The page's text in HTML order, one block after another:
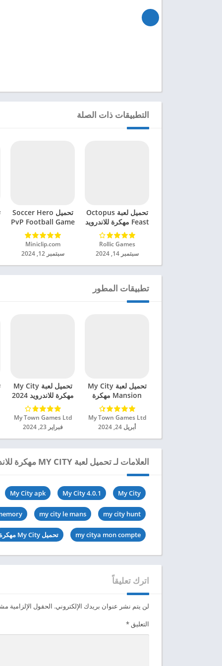
التطبيقات ذات الصلة
تحميل لعبة Octopus
Feast مهكرة للاندرويد
2024
Rollic Games‏
سبتمبر 14, 2024
تحميل Soccer Hero
PvP Football Game
مهكرة للاندرويد 2024
Miniclip.com‏
سبتمبر 12, 2024
تطبيقات المطور
تحميل لعبة My City
Mansion مهكرة
للاندرويد 2024
My Town Games Ltd‏
أبريل 24, 2024
تحميل لعبة My City
مهكرة للاندرويد 2024
My Town Games Ltd‏
فبراير 23, 2024
العلامات لـ تحميل لعبة MY CITY مهكرة للاندرويد 2024
My City
My City 4.0.1
My City apk
my city hunt
my city le mans
my citya mon compte تحميل My City مهكرة
اترك تعليقاً
لن يتم نشر عنوان بريدك الإلكتروني. الحقول الإلزامية
التعليق*